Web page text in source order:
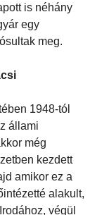
is néhány
egy
meg.
1948-tól
állami
még
kezdett
amikor ez a
alakult,
végül